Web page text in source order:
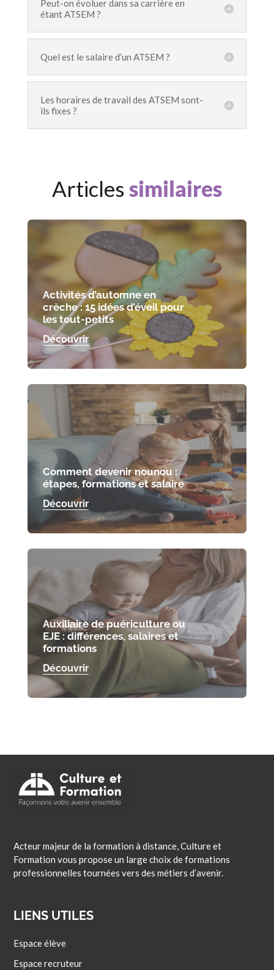
Peut-on évoluer dans sa carrière en
étant ATSEM ?
Quel est le salaire d’un ATSEM ?
Les horaires de travail des ATSEM sont-
ils fixes ?
Articlessimilaires
Activités d’automne en
crèche : 15 idées d’éveil pour
les tout-petits
Découvrir
Comment devenir nounou :
étapes, formations et salaire
Découvrir
Auxiliaire de puériculture ou
EJE : différences, salaires et
formations
Découvrir
Acteur majeur de la formation à distance, Culture et
Formation vous propose un large choix de formations
professionnelles tournées vers des métiers d’avenir.
LIENS UTILES
Espace élève
Espace recruteur